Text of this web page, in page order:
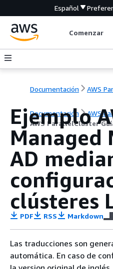
Español
Comenzar
Documentación AWS
Documentación
AWS
AWS ParallelCluster
Ejemplo
Managed
AD
clústeres
PDF RSS Markdown
Las traducciones son
automática. En caso de